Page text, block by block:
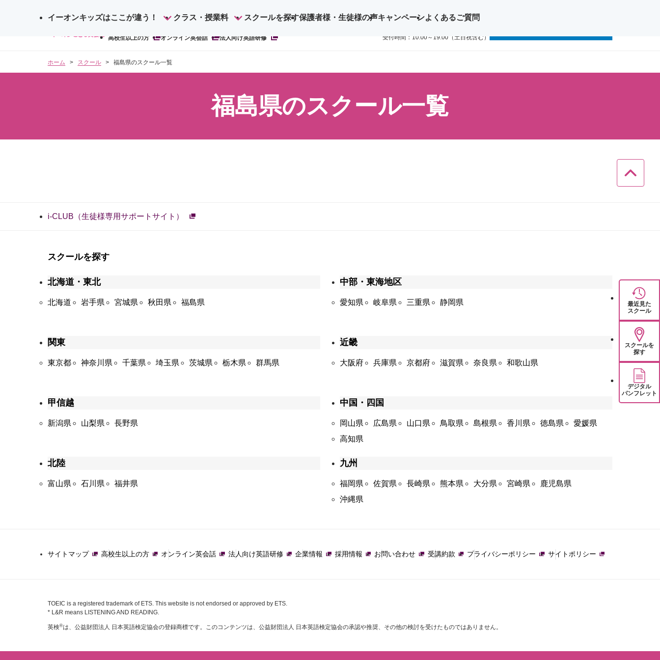
サ
ト
検
索
高校生以上の方 オンライン英会話 法人向け英語研修
ご予約・お問い合わせ
受付時間：10:00～19:00（土日祝含む）
イーオンキッズはここが違う！ クラス・授業料 スクールを探す保護者様・生徒様の声キャンペーンよくあるご質問
最近見た
スクール
スクールを
探す
デジタル
パンフレット
ホーム スクール 福島県のスクール一覧
福島県のスクール一覧
i-CLUB（生徒様専用サポートサイト）
スクールを探す
北海道・東北
北海道 岩手県 宮城県 秋田県 福島県
関東
東京都 神奈川県 千葉県 埼玉県 茨城県 栃木県 群馬県
甲信越
新潟県 山梨県 長野県
北陸
富山県 石川県 福井県
中部・東海地区
愛知県 岐阜県 三重県 静岡県
近畿
大阪府 兵庫県 京都府 滋賀県 奈良県 和歌山県
中国・四国
岡山県 広島県 山口県 鳥取県 島根県 香川県 徳島県
愛媛県
高知県
九州
福岡県 佐賀県 長崎県 熊本県 大分県 宮崎県
鹿児島県
沖縄県
サイトマップ 高校生以上の方 オンライン英会話 法人向け英語研修 企業情報 採用情報 お問い合わせ 受講約款 プライバシーポリシー サイトポリシー
TOEIC is a registered trademark of ETS. This website is not endorsed or approved by ETS.
* L&R means LISTENING AND READING.
英検®は、公益財団法人 日本英語検定協会の登録商標です。このコンテンツは、公益財団法人 日本英語検定協会の承認や推奨、その他の検討を受けたものではありません。